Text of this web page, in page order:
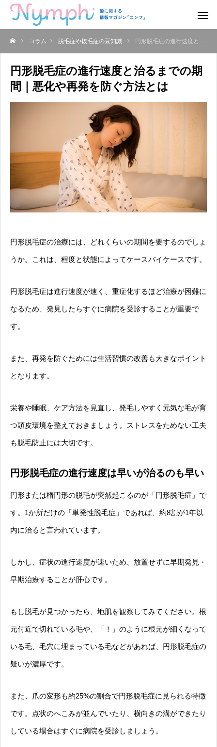
コラム 脱毛症や抜毛症の豆知識 円形脱毛症の進行速度と治るまでの期間｜悪化や再発を防ぐ方法とは
円形脱毛症の進行速度と治るまでの期
間｜悪化や再発を防ぐ方法とは
円形脱毛症の治療には、どれくらいの期間を要するのでしょ
うか。これは、程度と状態によってケースバイケースです。
円形脱毛症は進行速度が速く、重症化するほど治療が困難に
なるため、発見したらすぐに病院を受診することが重要で
す。
また、再発を防ぐためには生活習慣の改善も大きなポイント
となります。
栄養や睡眠、ケア方法を見直し、発毛しやすく元気な毛が育
つ頭皮環境を整えておきましょう。ストレスをためない工夫
も脱毛防止には大切です。
円形脱毛症の進行速度は早いが治るのも早い
円形または楕円形の脱毛が突然起こるのが「円形脱毛症」で
す。1か所だけの「単発性脱毛症」であれば、約8割が1年以
内に治ると言われています。
しかし、症状の進行速度が速いため、放置せずに早期発見・
早期治療することが肝心です。
もし脱毛が見つかったら、地肌を観察してみてください。根
元付近で切れている毛や、「！」のように根元が細くなって
いる毛、毛穴に埋まっている毛などがあれば、円形脱毛症の
疑いが濃厚です。
また、爪の変形も約25%の割合で円形脱毛症に見られる特徴
です。点状のへこみが並んでいたり、横向きの溝ができたり
している場合はすぐに病院を受診しましょう。